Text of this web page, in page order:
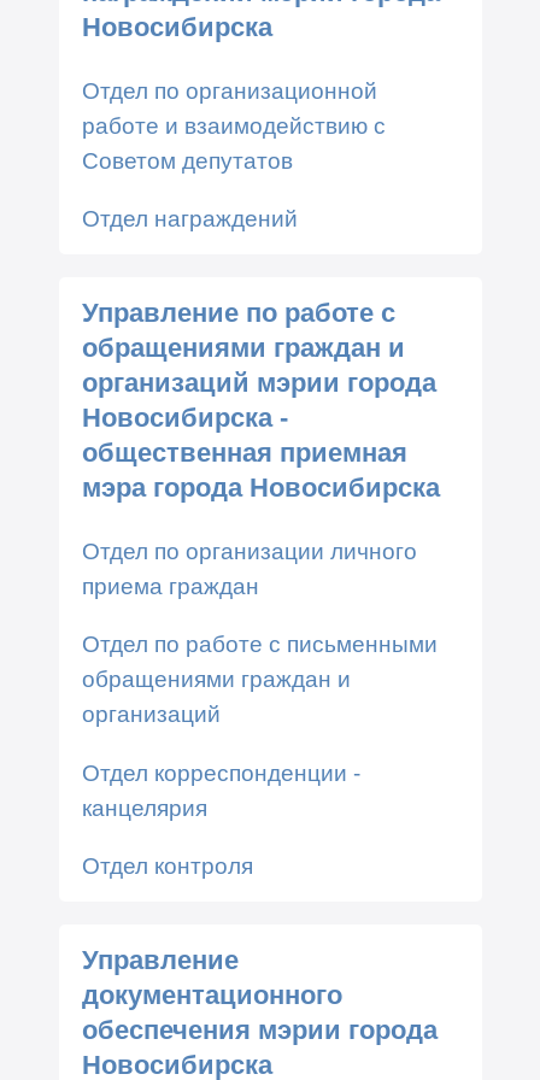
Новосибирска
Отдел по организационной
работе и взаимодействию с
Советом депутатов
Отдел награждений
Управление по работе с
обращениями граждан и
организаций мэрии города
Новосибирска -
общественная приемная
мэра города Новосибирска
Отдел по организации личного
приема граждан
Отдел по работе с письменными
обращениями граждан и
организаций
Отдел корреспонденции -
канцелярия
Отдел контроля
Управление
документационного
обеспечения мэрии города
Новосибирска